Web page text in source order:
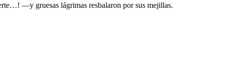
—y gruesas lágrimas resbalaron por sus mejillas.